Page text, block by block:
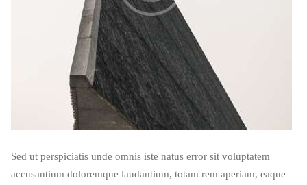
Sed ut perspiciatis unde omnis iste natus error sit voluptatem
accusantium doloremque laudantium, totam rem aperiam, eaque